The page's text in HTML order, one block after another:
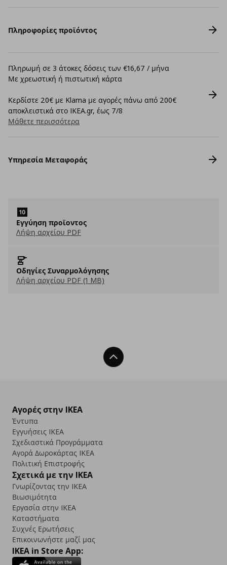
Πληροφορίες προϊόντος
Πληρωμή σε 3 άτοκες δόσεις των €16,67 / μήνα
Με χρεωστική ή πιστωτική κάρτα
Κερδίστε 20€ με Klarna με αγορές πάνω από 200€
αποκλειστικά στο IKEA.gr, έως 7/8
Μάθετε περισσότερα
Υπηρεσία Μεταφοράς
Εγγύηση προϊοντος
Λήψη αρχείου PDF
Οδηγίες Συναρμολόγησης
Λήψη αρχείου PDF (1 MB)
Back To Top
Αγορές στην IKEA
Έντυπα
Εγγυήσεις IKEA
Σχεδιαστικά Προγράμματα
Αγορά Δωρoκάρτας IKEA
Πολιτική Επιστροφής
Σχετικά με την IKEA
Γνωρίζοντας την IKEA
Βιωσιμότητα
Εργασία στην IKEA
Καταστήματα
Συχνές Ερωτήσεις
Επικοινωνήστε μαζί μας
IKEA in Store App: